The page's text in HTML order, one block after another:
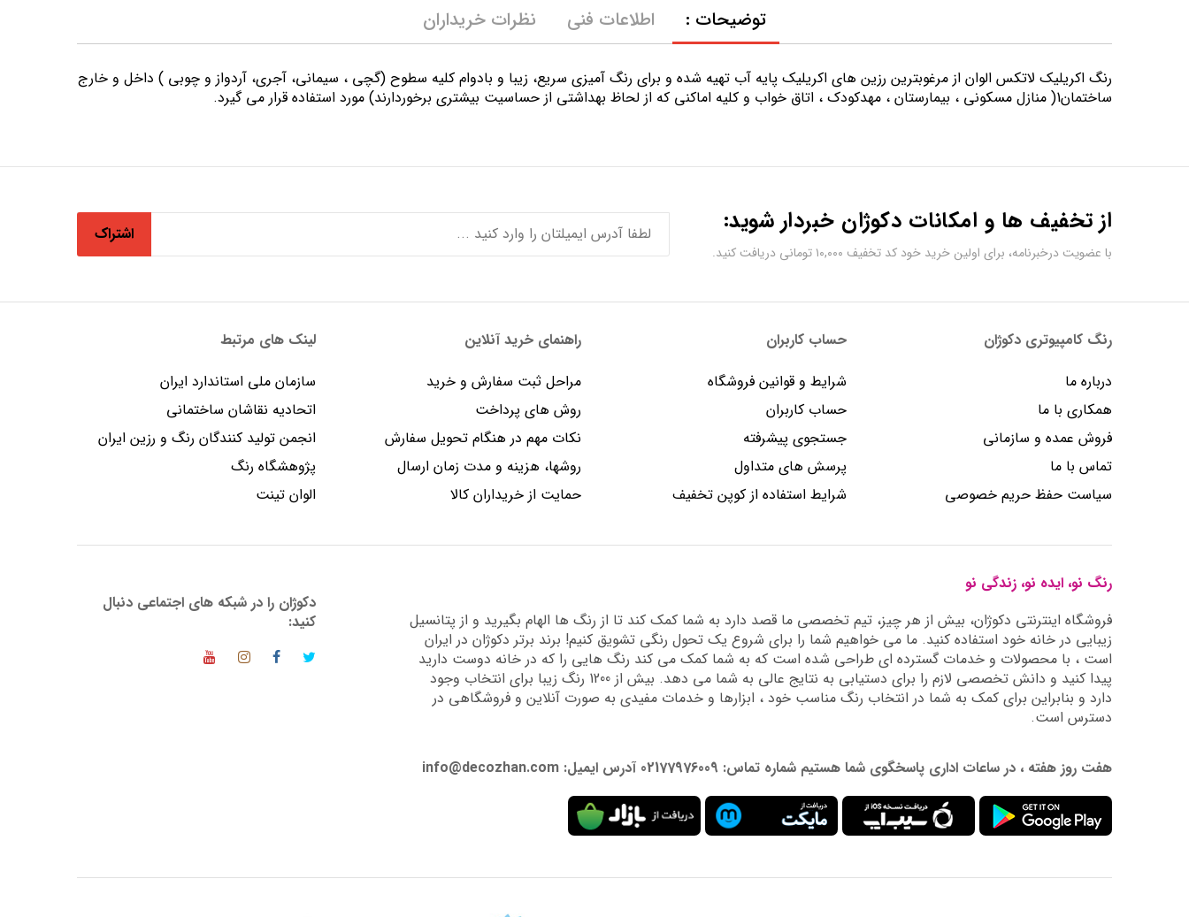
توضیحات :
رنگ اكريليك لاتكس الوان از مرغوبترين رزين هاي اكريليك پايه آب تهيه شده و برای رنگ آمیزی سریع، زیبا و بادوام کلیه سطوح (گچی ، سیمانی، آجری، آردواز و چوبی ) داخل و خارج
ساختمان1( منازل مسكوني ، بيمارستان ، مهدكودك ، اتاق خواب و كليه اماكني كه از لحاظ بهداشتي از حساسيت بيشتري برخوردارند) مورد استفاده قرار می گیرد.
اطلاعات فنی نظرات خریداران
از تخفیف ها و امکانات دکوژان خبردار شوید:
با عضویت درخبرنامه، برای اولین خرید خود کد تخفیف ۱۰,۰۰۰ تومانی دریافت کنید.
اشتراک
رنگ کامپیوتری دکوژان
درباره ما
همکاری با ما
فروش عمده و سازمانی
تماس با ما
سیاست حفظ حریم خصوصی
حساب کاربران
شرایط و قوانین فروشگاه
حساب کاربران
جستجوی پیشرفته
پرسش های متداول
شرایط استفاده از کوپن تخفیف
راهنمای خرید آنلاین
مراحل ثبت سفارش و خرید
روش های پرداخت
نکات مهم در هنگام تحویل سفارش
روشها، هزینه و مدت زمان ارسال
حمایت از خریداران کالا
لینک های مرتبط
سازمان ملی استاندارد ایران
اتحادیه نقاشان ساختمانی
انجمن توليد كنندگان رنگ و رزين ايران
پژوهشگاه رنگ
الوان تینت
رنگ نو، ایده نو، زندگی نو
فروشگاه اینترنتی دکوژان، بیش از هر چیز، تیم تخصصی ما قصد دارد به شما کمک کند تا از رنگ ها الهام بگیرید و از پتانسیل
زیبایی در خانه خود استفاده کنید. ما می خواهیم شما را برای شروع یک تحول رنگی تشویق کنیم! برند برتر دکوژان در ایران
است ، با محصولات و خدمات گسترده ای طراحی شده است که به شما کمک می کند رنگ هایی را که در خانه دوست دارید
پیدا کنید و دانش تخصصی لازم را برای دستیابی به نتایج عالی به شما می دهد. بیش از 1200 رنگ زیبا برای انتخاب وجود
دارد و بنابراین برای کمک به شما در انتخاب رنگ مناسب خود ، ابزارها و خدمات مفیدی به صورت آنلاین و فروشگاهی در
دسترس است.
هفت روز هفته ، در ساعات اداری پاسخگوی شما هستیم شماره تماس: 02177976009 آدرس ایمیل: info@decozhan.com
دکوژان را در شبکه های اجتماعی دنبال
کنید: